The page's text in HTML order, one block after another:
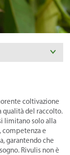
coltivazione
qualità del raccolto.
limitano solo alla
competenza e
garantendo che
Rivulis non è